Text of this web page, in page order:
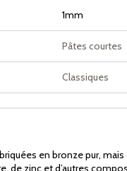
1mm
Pâtes courtes
Classiques
en bronze pur, mais